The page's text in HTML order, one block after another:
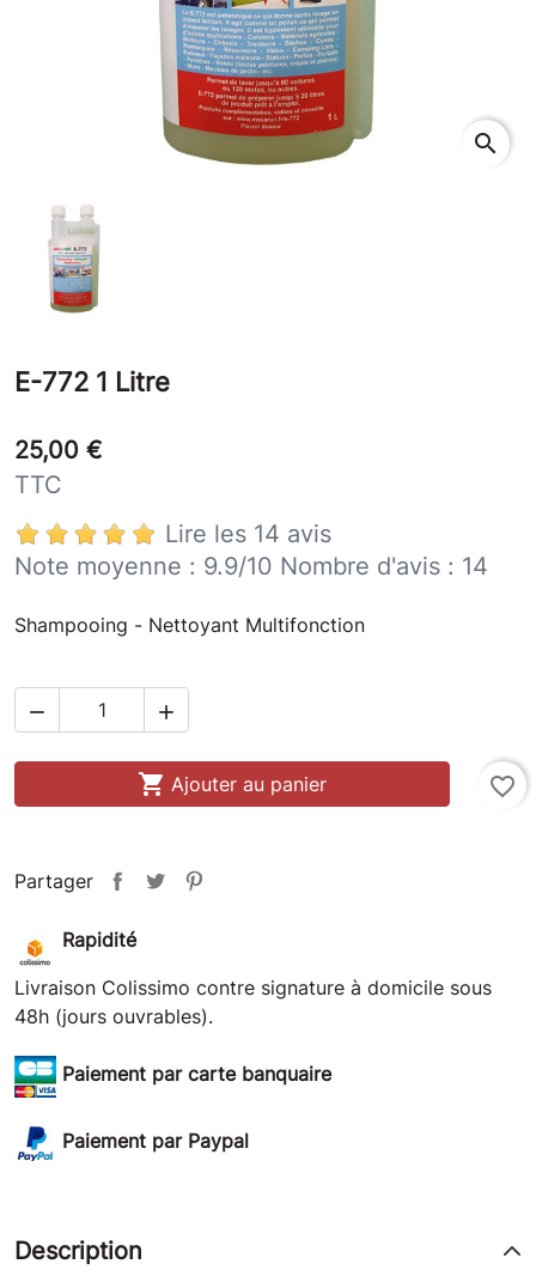
search
E-772 1 Litre
25,00 €
TTC
Lire les 14 avis
Note moyenne : 9.9/10 Nombre d'avis : 14
Shampooing - Nettoyant Multifonction
 
 Ajouter au panier favorite_border
Partager
Rapidité
Livraison Colissimo contre signature à domicile sous
48h (jours ouvrables).
Paiement par carte banquaire
Paiement par Paypal
Description